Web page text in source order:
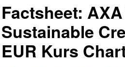
Factsheet:
Sustainable
EUR Kurs